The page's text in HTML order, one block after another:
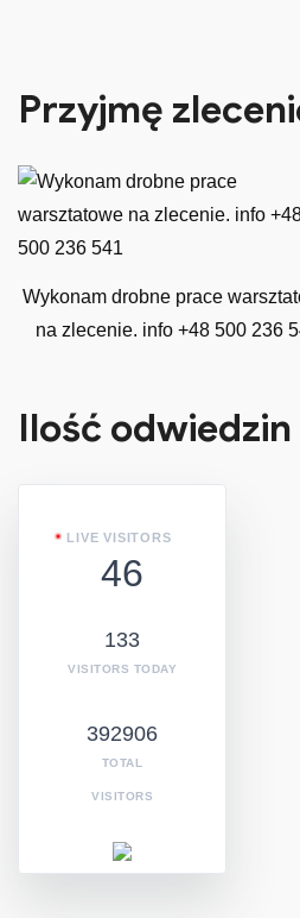
Przyjmę
Wykonam drobne prace
na zlecenie. info +48 500 236
Ilość odwiedzin
LIVE VISITORS
46
133
VISITORS TODAY
392906
TOTAL
VISITORS